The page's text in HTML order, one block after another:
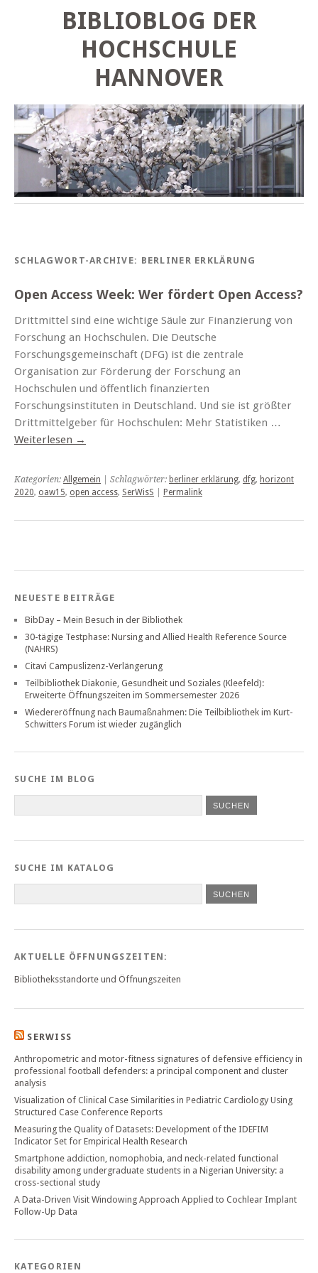
BIBLIOBLOG DER
HOCHSCHULE
HANNOVER
SCHLAGWORT-ARCHIVE: BERLINER ERKLÄRUNG
Open Access Week: Wer fördert Open Access?
Drittmittel sind eine wichtige Säule zur Finanzierung von
Forschung an Hochschulen. Die Deutsche
Forschungsgemeinschaft (DFG) ist die zentrale
Organisation zur Förderung der Forschung an
Hochschulen und öffentlich finanzierten
Forschungsinstituten in Deutschland. Und sie ist größter
Drittmittelgeber für Hochschulen: Mehr Statistiken …
Weiterlesen →
Kategorien: Allgemein | Schlagwörter: berliner erklärung, dfg, horizont
2020, oaw15, open access, SerWisS Permalink
NEUESTE BEITRÄGE
BibDay – Mein Besuch in der Bibliothek
30-tägige Testphase: Nursing and Allied Health Reference Source
(NAHRS)
Citavi Campuslizenz-Verlängerung
Teilbibliothek Diakonie, Gesundheit und Soziales (Kleefeld):
Erweiterte Öffnungszeiten im Sommersemester 2026
Wiedereröffnung nach Baumaßnahmen: Die Teilbibliothek im Kurt-
Schwitters Forum ist wieder zugänglich
SUCHE IM BLOG
SUCHE IM KATALOG
SUCHEN
AKTUELLE ÖFFNUNGSZEITEN:
Bibliotheksstandorte und Öffnungszeiten
SERWISS
Anthropometric and motor-fitness signatures of defensive efficiency in
professional football defenders: a principal component and cluster
analysis
Visualization of Clinical Case Similarities in Pediatric Cardiology Using
Structured Case Conference Reports
Measuring the Quality of Datasets: Development of the IDEFIM
Indicator Set for Empirical Health Research
Smartphone addiction, nomophobia, and neck-related functional
disability among undergraduate students in a Nigerian University: a
cross-sectional study
A Data-Driven Visit Windowing Approach Applied to Cochlear Implant
Follow-Up Data
KATEGORIEN